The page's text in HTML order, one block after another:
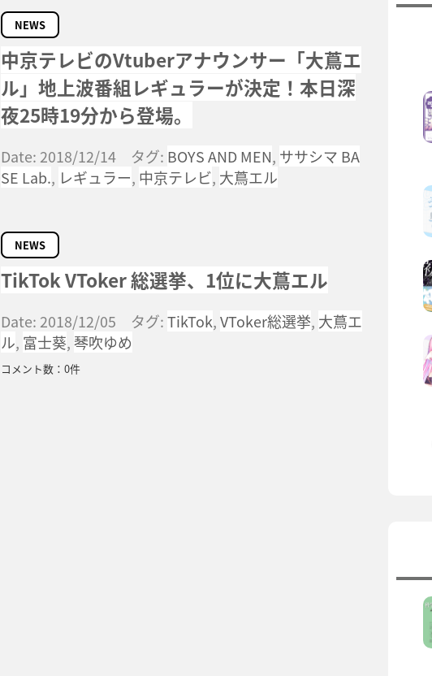
NEWS
中京テレビのVtuberアナウンサー「大蔦エ
ル」地上波番組レギュラーが決定！本日深
夜25時19分から登場。
Date: 2018/12/14 タグ: BOYS AND MEN, ササシマ BA
SE Lab., レギュラー, 中京テレビ, 大蔦エル
NEWS
TikTok VToker 総選挙、1位に大蔦エル
Date: 2018/12/05 タグ:TikTok,VToker総選挙, 大蔦エ
ル, 富士葵,琴吹ゆめ
コメント数：0件